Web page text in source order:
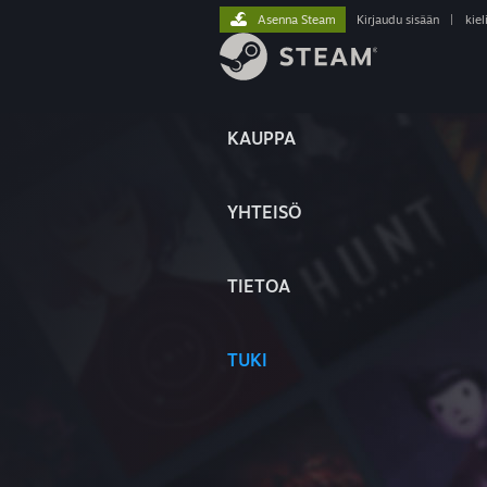
KAUPPA
YHTEISÖ
TIETOA
TUKI
Asenna Steam Kirjaudu sisään kieli